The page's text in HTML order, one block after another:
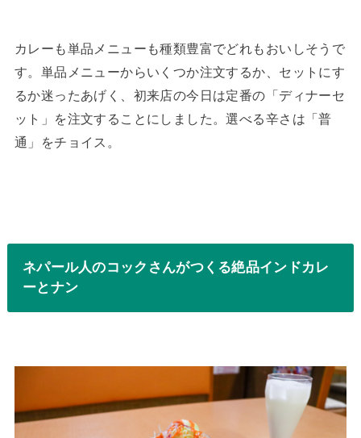
カレーも単品メニューも種類豊富でどれもおいしそうで
す。単品メニューからいくつか注文するか、セットにす
るか迷ったあげく、初来店の今日は定番の「ディナーセ
ット」を注文することにしました。選べる辛さは「普
通」をチョイス。
ネパール人のコックさんがつくる絶品インドカレ
ーとナン